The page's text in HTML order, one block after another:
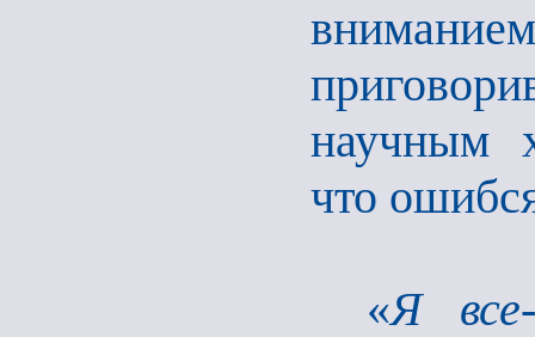
научным
что
«Я